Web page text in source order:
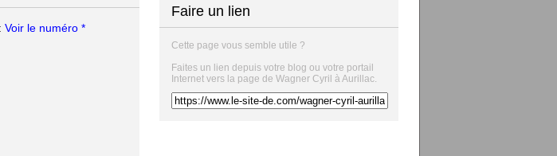
Voir le numéro *
Faire un lien
Cette page vous semble utile ?
Faites un lien depuis votre blog ou votre portail
Internet vers la page de Wagner Cyril à Aurillac.